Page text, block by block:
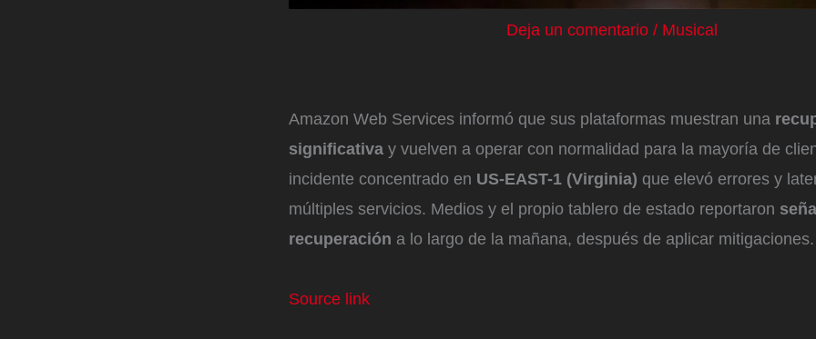
Deja un comentario / Musical
Amazon Web Services informó que sus plataformas muestran una
significativa y vuelven a operar con normalidad para la mayoría de
incidente concentrado en US-EAST-1 (Virginia) que elevó errores y
múltiples servicios. Medios y el propio tablero de estado reportaron
recuperación a lo largo de la mañana, después de aplicar mitigaciones.
Source link